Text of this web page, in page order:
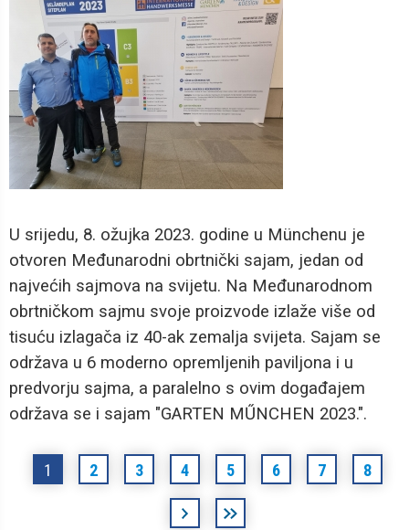
U srijedu, 8. ožujka 2023. godine u Münchenu je
otvoren Međunarodni obrtnički sajam, jedan od
najvećih sajmova na svijetu. Na Međunarodnom
obrtničkom sajmu svoje proizvode izlaže više od
tisuću izlagača iz 40-ak zemalja svijeta. Sajam se
održava u 6 moderno opremljenih paviljona i u
predvorju sajma, a paralelno s ovim događajem
održava se i sajam "GARTEN MŰNCHEN 2023.".
Stranice
1 2 3 4 5 6 7 8
sljedećaposljednja